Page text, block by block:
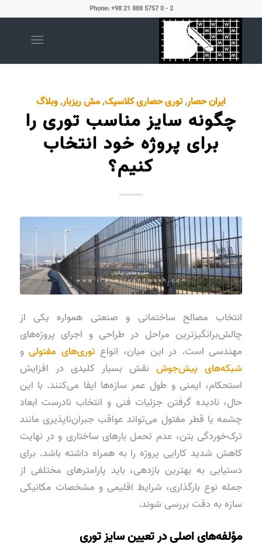
Phone: +98 21 888 5757 0 - 2
ایران حصار,توری حصاری کلاسیک,مش ریزبار,وبلاگ
چگونه سایز مناسب توری را
برای پروژه خود انتخاب
کنیم؟
انتخاب مصالح ساختمانی و صنعتی همواره یکی از
چالش‌برانگیزترین مراحل در طراحی و اجرای پروژه‌های
مهندسی است. در این میان، انواع توری‌های مفتولیو
شبکه‌های پیش‌جوشنقش بسیار کلیدی در افزایش
استحکام، ایمنی و طول عمر سازه‌ها ایفا می‌کنند. با این
حال، نادیده گرفتن جزئیات فنی و انتخاب نادرست ابعاد
چشمه یا قطر مفتول می‌تواند عواقب جبران‌ناپذیری مانند
ترک‌خوردگی بتن، عدم تحمل بارهای ساختاری و در نهایت
کاهش شدید کارایی پروژه را به همراه داشته باشد. برای
دستیابی به بهترین بازدهی، باید پارامترهای مختلفی از
جمله نوع بارگذاری، شرایط اقلیمی و مشخصات مکانیکی
سازه به دقت بررسی شوند.
مؤلفه‌های اصلی در تعیین سایز توری